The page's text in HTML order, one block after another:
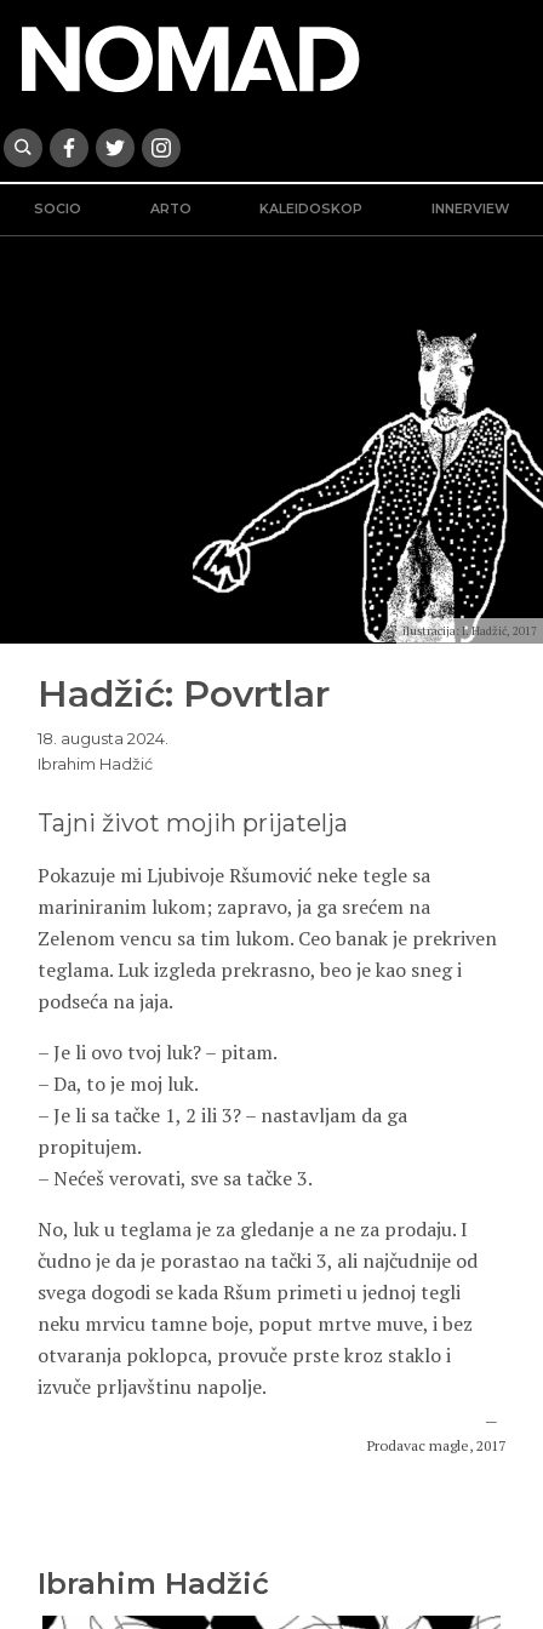
SOCIO ARTO KALEIDOSKOP INNERVIEW
ilustracija: I. Hadžić, 2017
Hadžić: Povrtlar
18. augusta 2024.
Ibrahim Hadžić
Tajni život mojih prijatelja
Pokazuje mi Ljubivoje Ršumović neke tegle sa
mariniranim lukom; zapravo, ja ga srećem na
Zelenom vencu sa tim lukom. Ceo banak je prekriven
teglama. Luk izgleda prekrasno, beo je kao sneg i
podseća na jaja.
– Je li ovo tvoj luk? – pitam.
– Da, to je moj luk.
– Je li sa tačke 1, 2 ili 3? – nastavljam da ga
propitujem.
– Nećeš verovati, sve sa tačke 3.
No, luk u teglama je za gledanje a ne za prodaju. I
čudno je da je porastao na tački 3, ali najčudnije od
svega dogodi se kada Ršum primeti u jednoj tegli
neku mrvicu tamne boje, poput mrtve muve, i bez
otvaranja poklopca, provuče prste kroz staklo i
izvuče prljavštinu napolje.
Prodavac magle, 2017
Ibrahim Hadžić